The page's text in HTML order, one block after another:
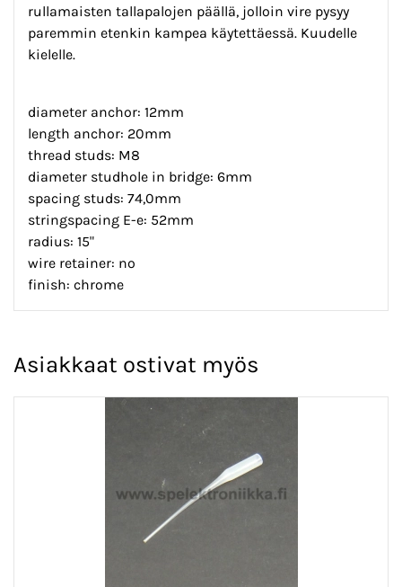
rullamaisten tallapalojen päällä, jolloin vire pysyy
paremmin etenkin kampea käytettäessä. Kuudelle
kielelle.
diameter anchor: 12mm
length anchor: 20mm
thread studs: M8
diameter studhole in bridge: 6mm
spacing studs: 74,0mm
stringspacing E-e: 52mm
radius: 15"
wire retainer: no
finish: chrome
Asiakkaat ostivat myös